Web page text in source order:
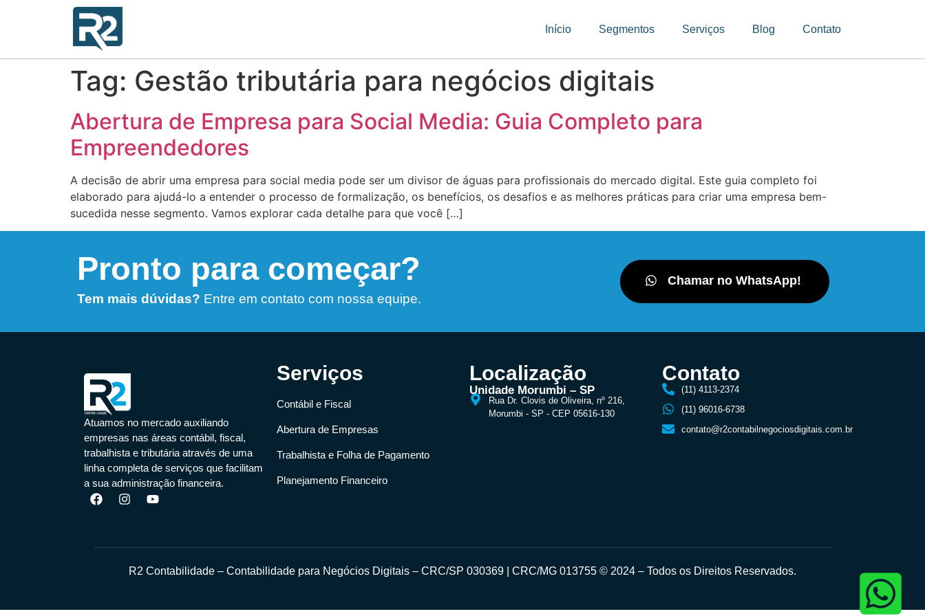
Início Segmentos Serviços Blog Contato
Tag: Gestão tributária para negócios digitais
Abertura de Empresa para Social Media: Guia Completo para
Empreendedores
A decisão de abrir uma empresa para social media pode ser um divisor de águas para profissionais do mercado digital. Este guia completo foi
elaborado para ajudá-lo a entender o processo de formalização, os benefícios, os desafios e as melhores práticas para criar uma empresa bem-
sucedida nesse segmento. Vamos explorar cada detalhe para que você […]
Pronto para começar?
Tem mais dúvidas? Entre em contato com nossa equipe.
Chamar no WhatsApp!
Atuamos no mercado auxiliando
empresas nas áreas contábil, fiscal,
trabalhista e tributária através de uma
linha completa de serviços que facilitam
a sua administração financeira.
Serviços
Contábil e Fiscal
Abertura de Empresas
Trabalhista e Folha de Pagamento
Planejamento Financeiro
Localização
Unidade Morumbi – SP
Rua Dr. Clovis de Oliveira, nº 216,
Morumbi - SP - CEP 05616-130
Contato
(11) 4113-2374
(11) 96016-6738
contato@r2contabilnegociosdigitais.com.br
R2 Contabilidade – Contabilidade para Negócios Digitais – CRC/SP 030369 | CRC/MG 013755 © 2024 – Todos os Direitos Reservados.